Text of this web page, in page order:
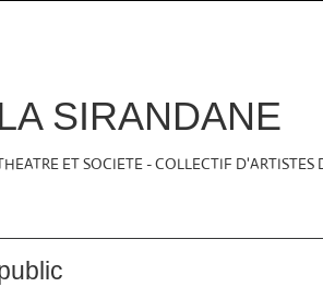
LA SIRANDANE
ET SOCIETE - COLLECTIF D'ARTISTES